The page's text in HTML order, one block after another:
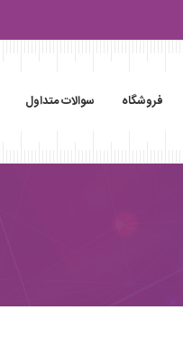
فروشگاه سوالات متداول